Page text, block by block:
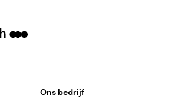
Ons bedrijf